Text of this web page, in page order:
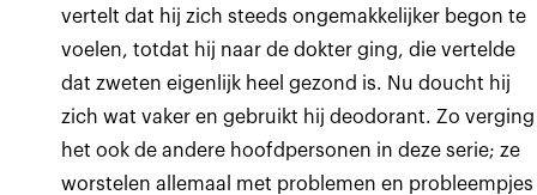
vertelt dat hij zich steeds ongemakkelijker begon te
voelen, totdat hij naar de dokter ging, die vertelde
dat zweten eigenlijk heel gezond is. Nu doucht hij
zich wat vaker en gebruikt hij deodorant. Zo verging
het ook de andere hoofdpersonen in deze serie; ze
worstelen allemaal met problemen en probleempjes